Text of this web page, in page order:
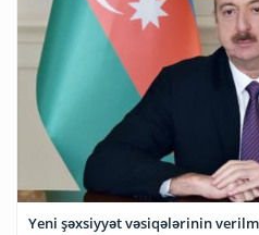
Yeni şəxsiyyət vəsiqələrinin